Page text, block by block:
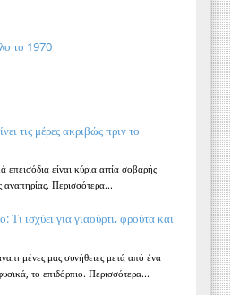
το 1970
τις μέρες ακριβώς πριν το
επεισόδια είναι κύρια αιτία σοβαρής
αναπηρίας. Περισσότερα...
Τι ισχύει για γιαούρτι, φρούτα και
μας συνήθειες μετά από ένα
το επιδόρπιο. Περισσότερα...